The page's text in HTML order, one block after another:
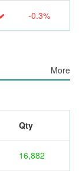
-0.3%
More
Qty
16,882